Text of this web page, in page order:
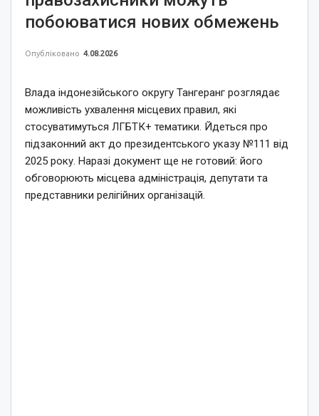
побоюватися нових обмежень
Опубліковано 4.08.2026
Влада індонезійського округу Тангеранг розглядає
можливість ухвалення місцевих правил, які
стосуватимуться ЛГБТК+ тематики. Йдеться про
підзаконний акт до президентського указу №111 від
2025 року. Наразі документ ще не готовий: його
обговорюють місцева адміністрація, депутати та
представники релігійних організацій.